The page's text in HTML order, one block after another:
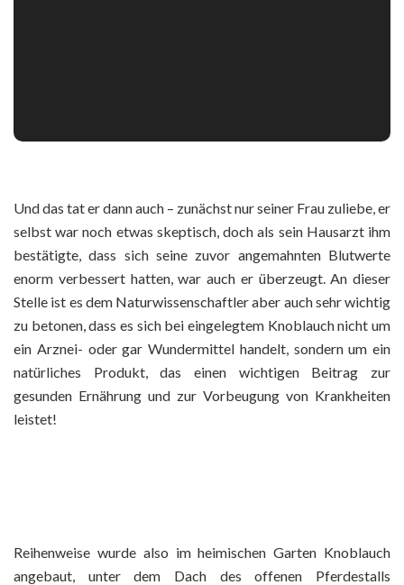
Und das tat er dann auch – zunächst nur seiner Frau zuliebe, er
selbst war noch etwas skeptisch, doch als sein Hausarzt ihm
bestätigte, dass sich seine zuvor angemahnten Blutwerte
enorm verbessert hatten, war auch er überzeugt. An dieser
Stelle ist es dem Naturwissenschaftler aber auch sehr wichtig
zu betonen, dass es sich bei eingelegtem Knoblauch nicht um
ein Arznei- oder gar Wundermittel handelt, sondern um ein
natürliches Produkt, das einen wichtigen Beitrag zur
gesunden Ernährung und zur Vorbeugung von Krankheiten
leistet!
Reihenweise wurde also im heimischen Garten Knoblauch
angebaut, unter dem Dach des offenen Pferdestalls